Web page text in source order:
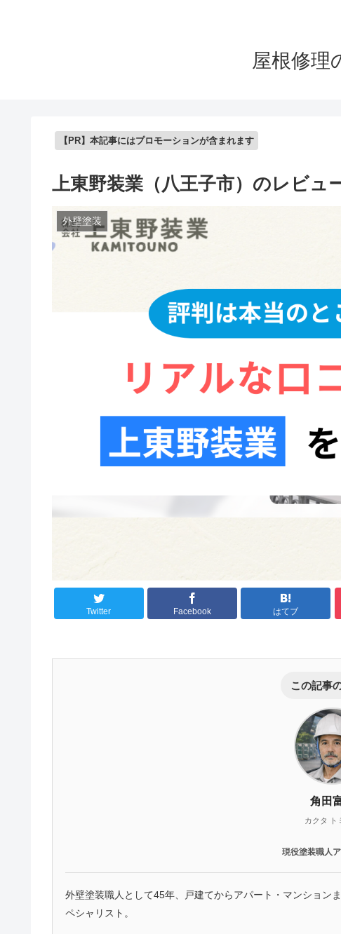
屋根修理
【PR】本記事にはプロモーションが含まれます
上東野装業（八王子市）のレビュ
外壁塗装
Twitter Facebook はてブ
この記事
角田
カクタ ト
現役塗装職人
外壁塗装職人として45年、戸建てからアパート・マンション
ペシャリスト。